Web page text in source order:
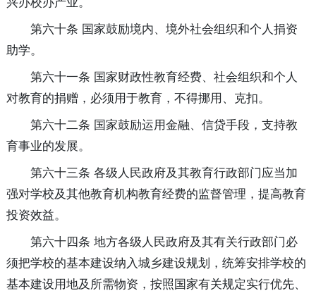
兴办校办产业。
第六十条 国家鼓励境内、境外社会组织和个人捐资
助学。
第六十一条 国家财政性教育经费、社会组织和个人
对教育的捐赠，必须用于教育，不得挪用、克扣。
第六十二条 国家鼓励运用金融、信贷手段，支持教
育事业的发展。
第六十三条 各级人民政府及其教育行政部门应当加
强对学校及其他教育机构教育经费的监督管理，提高教育
投资效益。
第六十四条 地方各级人民政府及其有关行政部门必
须把学校的基本建设纳入城乡建设规划，统筹安排学校的
基本建设用地及所需物资，按照国家有关规定实行优先、